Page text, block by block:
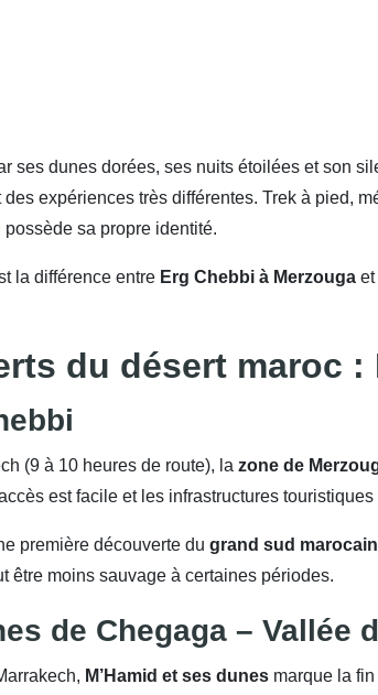
ses dunes dorées, ses nuits étoilées et son
expériences très différentes. Trek à pied,
possède sa propre identité.
la différence entre Erg Chebbi à Merzouga et
du désert maroc :
(9 à 10 heures de route), la zone de
est facile et les infrastructures
première découverte du grand sud marocain
être moins sauvage à certaines périodes.
de Chegaga – Vallée
M’Hamid et ses dunes marque la